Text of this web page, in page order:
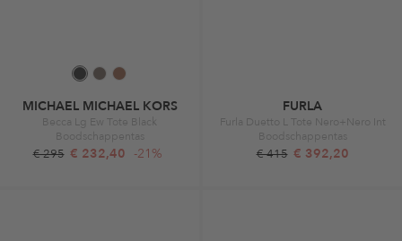
MICHAEL MICHAEL KORS
Becca Lg Ew Tote Black
Boodschappentas
€ 295 € 232,40 -21%
FURLA
Furla Duetto L Tote Nero+Nero Int
Boodschappentas
€ 415 € 392,20